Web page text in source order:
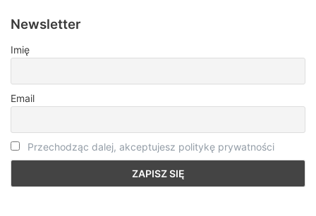
Newsletter
Imię
Email
Przechodząc dalej, akceptujesz politykę prywatności